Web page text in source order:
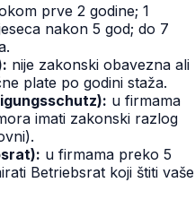
prve 2 godine; 1
nakon 5 god; do 7
nije zakonski obavezna ali
plate po godini staža.
u firmama
imati zakonski razlog
u firmama preko 5
Betriebsrat koji štiti vaše